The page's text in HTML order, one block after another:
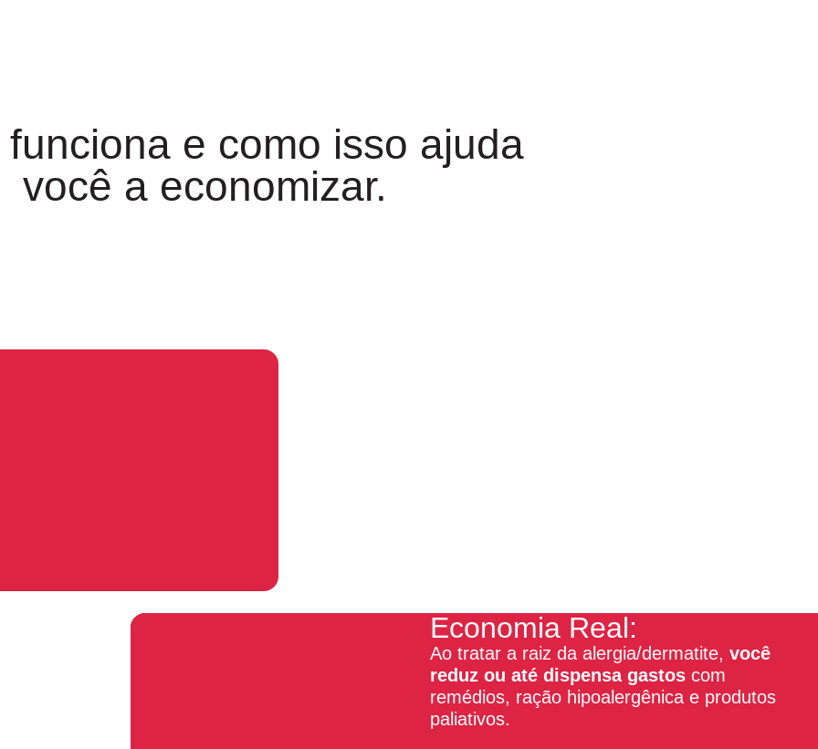
e como isso ajuda
você a economizar.
Economia Real:
Ao tratar a raiz da alergia/dermatite,você
reduz ou até dispensa gastos com
remédios, ração hipoalergênica e produtos
paliativos.